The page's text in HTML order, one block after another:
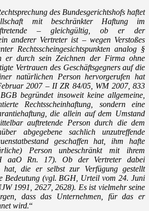
des Bundesgerichtshofs haftet
mit beschränkter Haftung im
– gleichgültig, ob er der
anderer Vertreter ist – wegen Verstoßes
Rechtsscheingesichtspunkten analog §
er durch sein Zeichnen der Firma ohne
Vertrauen des Geschäftsgegners auf die
natürlichen Person hervorgerufen hat
2007 – II ZR 84/05, WM 2007, 833
begründet insoweit keine allgemeine,
Rechtsscheinhaftung, sondern eine
die allein auf dem Umstand
auftretende Person durch die dem
abgegebene sachlich unzutreffende
geschaffen hat, ihm hafte
Person unbeschränkt mit ihrem
aaO Rn. 17). Ob der Vertreter dabei
hat, die er selbst zur Verfügung gestellt
Bedeutung (vgl. BGH, Urteil vom 24. Juni
1991, 2627, 2628). Es ist vielmehr seine
dass das Unternehmen, für das er
wird.“